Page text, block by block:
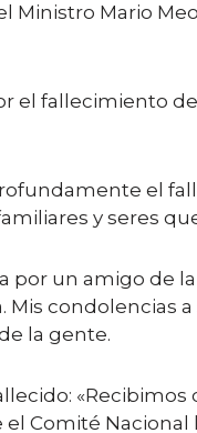
Mario
el fallecimiento
el
y seres
un amigo de
condolencias
la gente.
Comité